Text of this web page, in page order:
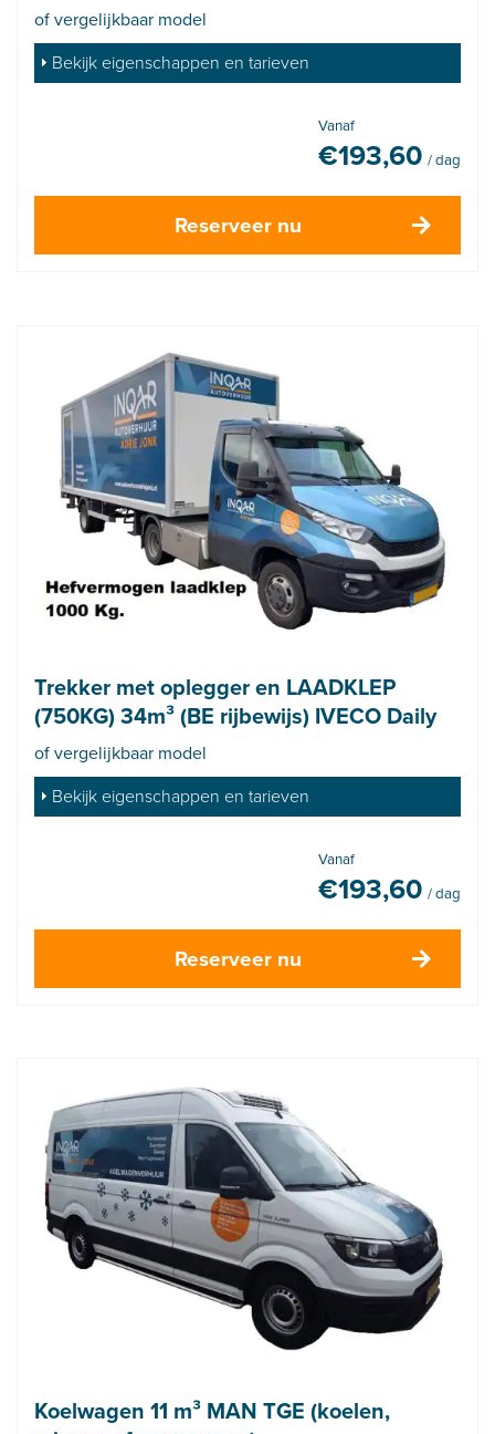
of vergelijkbaar model
Bekijk eigenschappen en tarieven
Vanaf
€193,60 / dag
Reserveer nu
Trekker met oplegger en LAADKLEP
(750KG) 34m³ (BE rijbewijs) IVECO Daily
of vergelijkbaar model
Bekijk eigenschappen en tarieven
Vanaf
€193,60 / dag
Reserveer nu
Koelwagen 11 m³ MAN TGE (koelen,